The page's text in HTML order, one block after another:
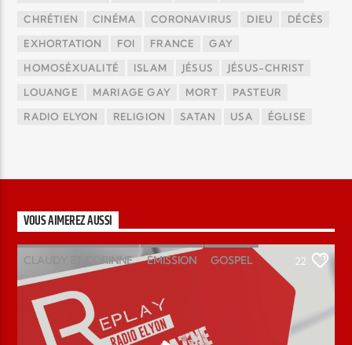
CHRÉTIEN CINÉMA CORONAVIRUS DIEU DÉCÈS
EXHORTATION FOI FRANCE GAY
HOMOSÉXUALITÉ ISLAM JÉSUS JÉSUS-CHRIST
LOUANGE MARIAGE GAY MORT PASTEUR
RADIO ELYON RELIGION SATAN USA ÉGLISE
VOUS AIMEREZ AUSSI
CLAUDY ET CORINNE ÉMISSION GOSPEL
MAGAZINE
22